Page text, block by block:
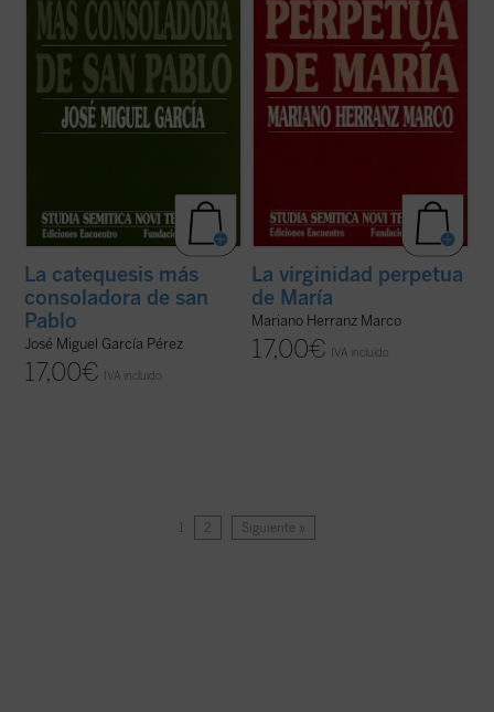
cuanto al sentido, aunque traducible en
cuanto a la ...
(ver ficha)
La catequesis más
consoladora de san
Pablo
José Miguel García Pérez
17,00€ IVA incluido
extrañezas o estridencias del griego; más
que de ...
(ver ficha)
La virginidad perpetua
de María
Mariano Herranz Marco
17,00€ IVA incluido
1 2 Siguiente »